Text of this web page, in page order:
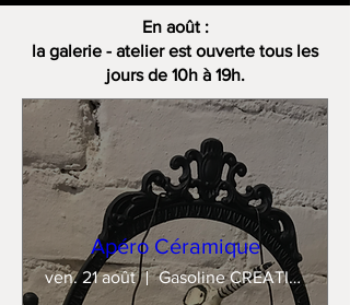
En août :
la galerie - atelier est ouverte tous les
jours de 10h à 19h.
Apéro Céramique
ven. 21 août Gasoline CREATION